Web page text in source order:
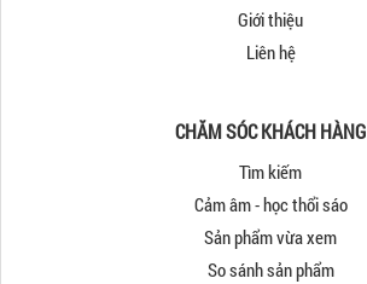
Giới thiệu
Liên hệ
CHĂM SÓC KHÁCH HÀNG
Tìm kiếm
Cảm âm - học thổi sáo
Sản phẩm vừa xem
So sánh sản phẩm